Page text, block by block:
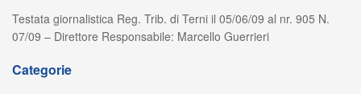
Testata giornalistica Reg. Trib. di Terni il 05/06/09 al nr. 905 N.
07/09 – Direttore Responsabile: Marcello Guerrieri
Categorie